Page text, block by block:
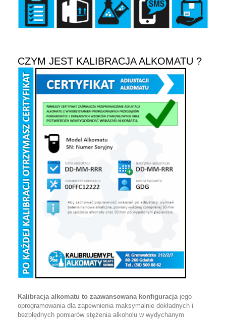
CZYM JEST KALIBRACJA ALKOMATU ?
Kalibracja alkomatu to zaawansowana konfiguracja jego
oprogramowania dla zapewnienia maksymalnie dokładnych i
bezbłędnych pomiarów stężenia alkoholu w wydychanym